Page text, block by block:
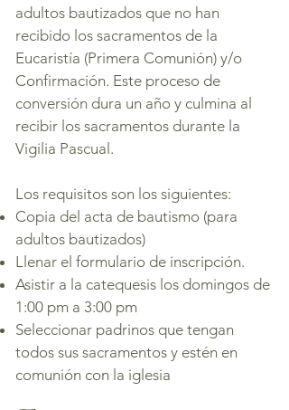
adultos bautizados que no han
recibido los sacramentos de la
Eucaristía (Primera Comunión) y/o
Confirmación. Este proceso de
conversión dura un año y culmina al
recibir los sacramentos durante la
Vigilia Pascual.
Los requisitos son los siguientes:
Copia del acta de bautismo (para
adultos bautizados)
Llenar el formulario de inscripción.
Asistir a la catequesis los domingos de
1:00 pm a 3:00 pm
Seleccionar padrinos que tengan
todos sus sacramentos y estén en
comunión con la iglesia​​